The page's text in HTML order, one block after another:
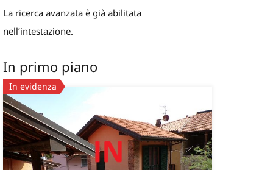
La ricerca avanzata è già abilitata
nell’intestazione.
In primo piano
In evidenza